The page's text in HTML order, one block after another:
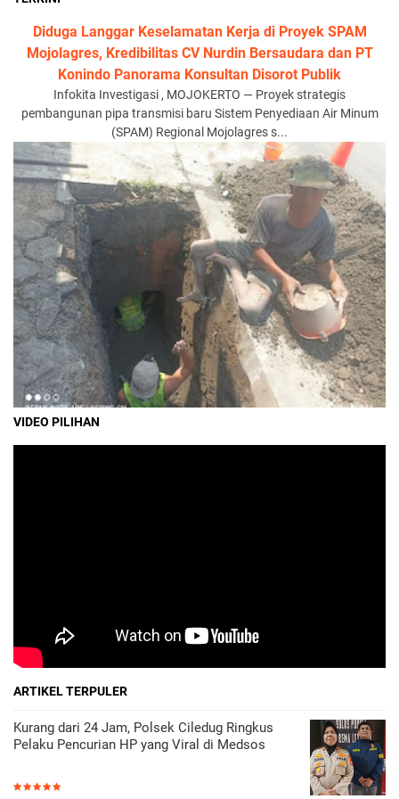
Diduga Langgar Keselamatan Kerja di Proyek SPAM
Mojolagres, Kredibilitas CV Nurdin Bersaudara dan PT
Konindo Panorama Konsultan Disorot Publik
Infokita Investigasi , MOJOKERTO — Proyek strategis
pembangunan pipa transmisi baru Sistem Penyediaan Air Minum
(SPAM) Regional Mojolagres s...
VIDEO PILIHAN
ARTIKEL TERPULER
Kurang dari 24 Jam, Polsek Ciledug Ringkus
Pelaku Pencurian HP yang Viral di Medsos